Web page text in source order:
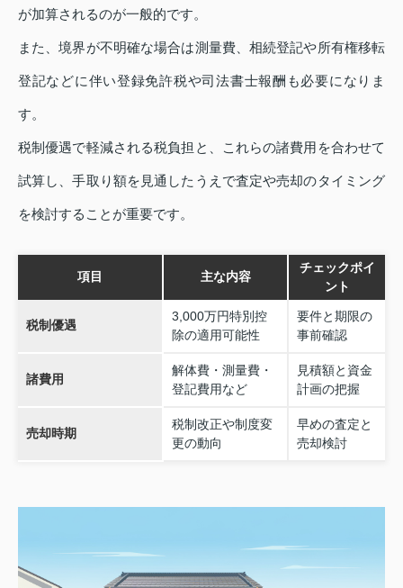
が加算されるのが一般的です。
また、境界が不明確な場合は測量費、相続登記や所有権移転
登記などに伴い登録免許税や司法書士報酬も必要になりま
す。
税制優遇で軽減される税負担と、これらの諸費用を合わせて
試算し、手取り額を見通したうえで査定や売却のタイミング
を検討することが重要です。
項目 主な内容
チェックポイ
ント
税制優遇
3,000万円特別控
除の適用可能性
要件と期限の
事前確認
諸費用
解体費・測量費・
登記費用など
見積額と資金
計画の把握
売却時期
税制改正や制度変
更の動向
早めの査定と
売却検討